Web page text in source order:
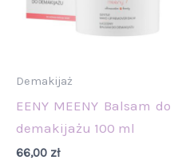
Demakijaż
EENY MEENY Balsam do
demakijażu 100 ml
66,00 zł